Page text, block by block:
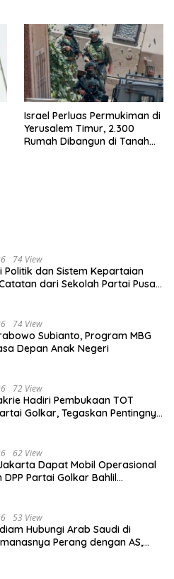
Israel Perluas Permukiman di
Yerusalem Timur, 2.300
Rumah Dibangun di Tanah
74 View
Politik dan Sistem Kepartaian
dari Sekolah Partai Pusat
74 View
Subianto, Program MBG
Depan Anak Negeri
72 View
Hadiri Pembukaan TOT
Golkar, Tegaskan Pentingnya
62 View
Jakarta Dapat Mobil Operasional
DPP Partai Golkar Bahlil
53 View
Hubungi Arab Saudi di
Perang dengan AS,